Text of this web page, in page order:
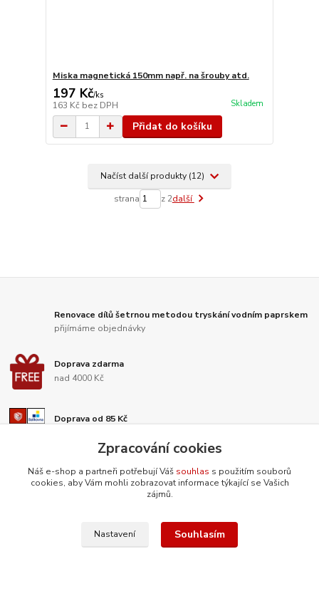
Miska magnetická 150mm např. na šrouby atd.
197 Kč/ks
163 Kč bez DPH Skladem
Přidat do košíku
Načíst další produkty (12)
strana z 2další
Renovace dílů šetrnou metodou tryskání vodním paprskem
přijímáme objednávky
Doprava zdarma
nad 4000 Kč
Doprava od 85 Kč
Rychlá expedice zboží
vše skladem
Nepropásněte novinky, akce a
Zpracování cookies
Náš e-shop a partneři potřebují Váš souhlas s použitím souborů
cookies, aby Vám mohli zobrazovat informace týkající se Vašich
zájmů.
Nastavení Souhlasím